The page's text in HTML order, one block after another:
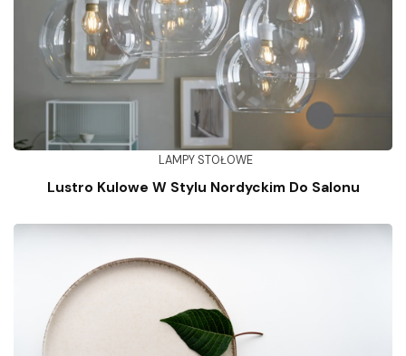
LAMPY STOŁOWE
Lustro Kulowe W Stylu Nordyckim Do Salonu